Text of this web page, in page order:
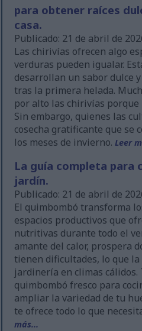
para obtener raíces
casa.
Publicado: 21 de abril de
Las chirivías ofrecen algo
verduras pueden igualar.
desarrollan un sabor dulce
tras la primera helada.
por alto las chirivías
Sin embargo, quienes las
cosecha gratificante que se
los meses de invierno.Leer
La guía completa para
jardín.
Publicado: 21 de abril de
El quimbombó transforma
espacios productivos que
nutritivas durante todo el
amante del calor, prospera
tienen dificultades, lo que
jardinería en climas cálidos.
quimbombó fresco para
ampliar la variedad de tu
te ofrece todo lo que
más...